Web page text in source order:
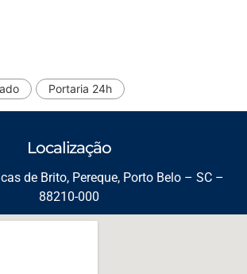
Portaria 24h
Localização
de Brito, Pereque, Porto Belo – SC –
88210-000